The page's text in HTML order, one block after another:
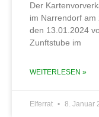
Der
im Narrendorf am
den 13.01.2024
Zunftstube im
WEITERLESEN »
Elferrat 8. Januar